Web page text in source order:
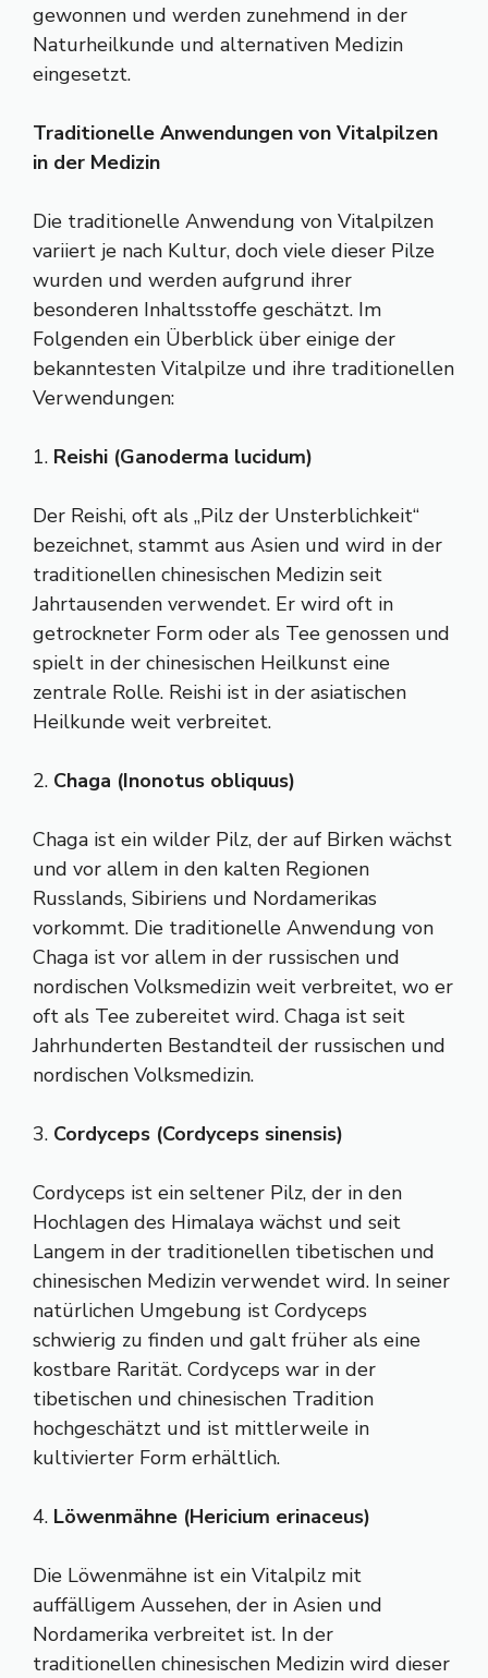
gewonnen und werden zunehmend in der
Naturheilkunde und alternativen Medizin
eingesetzt.
Traditionelle Anwendungen von Vitalpilzen
in der Medizin
Die traditionelle Anwendung von Vitalpilzen
variiert je nach Kultur, doch viele dieser Pilze
wurden und werden aufgrund ihrer
besonderen Inhaltsstoffe geschätzt. Im
Folgenden ein Überblick über einige der
bekanntesten Vitalpilze und ihre traditionellen
Verwendungen:
1. Reishi (Ganoderma lucidum)
Der Reishi, oft als „Pilz der Unsterblichkeit“
bezeichnet, stammt aus Asien und wird in der
traditionellen chinesischen Medizin seit
Jahrtausenden verwendet. Er wird oft in
getrockneter Form oder als Tee genossen und
spielt in der chinesischen Heilkunst eine
zentrale Rolle. Reishi ist in der asiatischen
Heilkunde weit verbreitet.
2. Chaga (Inonotus obliquus)
Chaga ist ein wilder Pilz, der auf Birken wächst
und vor allem in den kalten Regionen
Russlands, Sibiriens und Nordamerikas
vorkommt. Die traditionelle Anwendung von
Chaga ist vor allem in der russischen und
nordischen Volksmedizin weit verbreitet, wo er
oft als Tee zubereitet wird. Chaga ist seit
Jahrhunderten Bestandteil der russischen und
nordischen Volksmedizin.
3. Cordyceps (Cordyceps sinensis)
Cordyceps ist ein seltener Pilz, der in den
Hochlagen des Himalaya wächst und seit
Langem in der traditionellen tibetischen und
chinesischen Medizin verwendet wird. In seiner
natürlichen Umgebung ist Cordyceps
schwierig zu finden und galt früher als eine
kostbare Rarität. Cordyceps war in der
tibetischen und chinesischen Tradition
hochgeschätzt und ist mittlerweile in
kultivierter Form erhältlich.
4. Löwenmähne (Hericium erinaceus)
Die Löwenmähne ist ein Vitalpilz mit
auffälligem Aussehen, der in Asien und
Nordamerika verbreitet ist. In der
traditionellen chinesischen Medizin wird dieser